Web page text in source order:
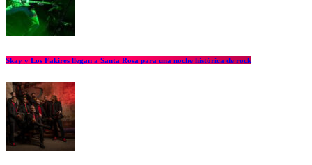
Skay y Los Fakires llegan a Santa Rosa para una noche histórica de rock